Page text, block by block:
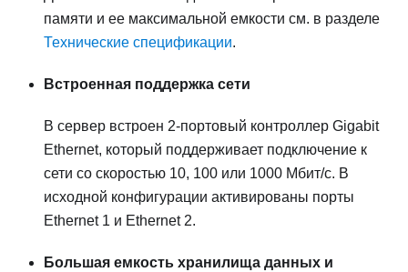
памяти и ее максимальной емкости см. в разделе
Технические спецификации.
Встроенная поддержка сети
В сервер встроен 2-портовый контроллер Gigabit
Ethernet, который поддерживает подключение к
сети со скоростью 10, 100 или 1000 Мбит/с. В
исходной конфигурации активированы порты
Ethernet 1 и Ethernet 2.
Большая емкость хранилища данных и